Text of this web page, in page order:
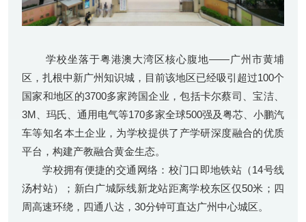
学校坐落于粤港澳大湾区核心腹地——广州市黄埔
区，扎根中新广州知识城，目前该地区已经吸引超过100个
国家和地区的3700多家跨国企业，包括卡尔蔡司、宝洁、
3M、玛氏、通用电气等170多家全球500强及粤芯、小鹏汽
车等知名本土企业，为学校提供了产学研深度融合的优质
平台，构建产教融合黄金生态。
学校拥有便捷的交通网络：校门口即地铁站（14号线
汤村站）；新白广城际线新龙站距离学校东区仅50米；四
周高速环绕，四通八达，30分钟可直达广州中心城区。